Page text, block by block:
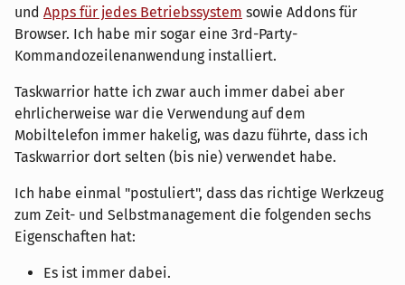
und Apps für jedes Betriebssystem sowie Addons für
Browser. Ich habe mir sogar eine 3rd-Party-
Kommandozeilenanwendung installiert.
Taskwarrior hatte ich zwar auch immer dabei aber
ehrlicherweise war die Verwendung auf dem
Mobiltelefon immer hakelig, was dazu führte, dass ich
Taskwarrior dort selten (bis nie) verwendet habe.
Ich habe einmal "postuliert", dass das richtige Werkzeug
zum Zeit- und Selbstmanagement die folgenden sechs
Eigenschaften hat:
Es ist immer dabei.